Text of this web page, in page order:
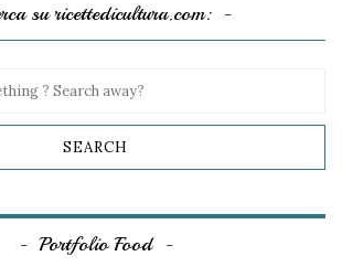
su ricettedicultura.com:
Portfolio Food